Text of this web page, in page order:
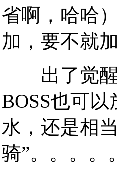
省啊，哈哈
加，要不就
出了觉醒
BOSS也可
水，还是相
骑”。。。。